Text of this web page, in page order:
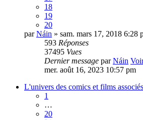
18
19
20
parNáin » sam. mars 17, 2018 6:28
593 Réponses
37495 Vues
Dernier message parNáin
mer. août 16, 2023 10:57 pm
L'univers des comics et films associés
1
…
20